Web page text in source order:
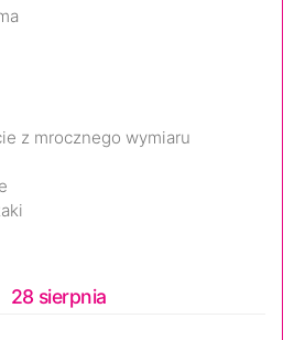
z mrocznego wymiaru
28 sierpnia